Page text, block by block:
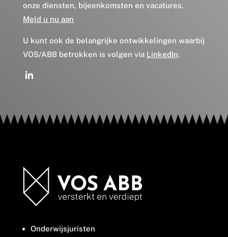
onze diensten, bijeenkomsten en vacatures.
Meld u nu aan
U kunt ook de belangrijke ontwikkelingen waarbij
VOS/ABB betrokken is volgen via LinkedIn.
Onderwijsjuristen